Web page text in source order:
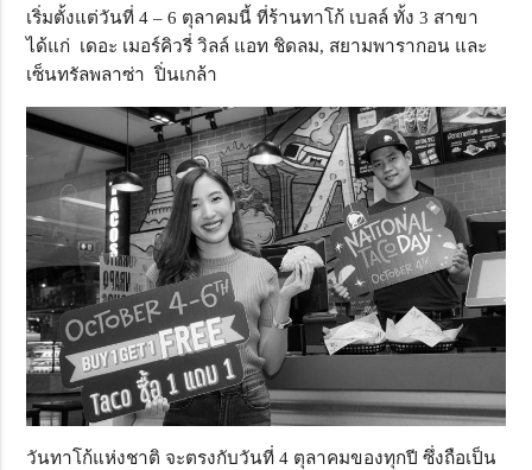
เริ่มตั้งแต่วันที่ 4 – 6 ตุลาคมนี้ ที่ร้านทาโก้ เบลล์ ทั้ง 3 สาขา
ได้แก่ เดอะ เมอร์คิวรี่ วิลล์ แอท ชิดลม, สยามพารากอน และ
เซ็นทรัลพลาซ่า ปิ่นเกล้า
วันทาโก้แห่งชาติ จะตรงกับวันที่ 4 ตุลาคมของทุกปี ซึ่งถือเป็น